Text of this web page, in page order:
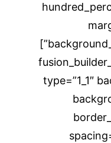
background_color=”rgba(255,255,255,0)”]
type=”1_1″